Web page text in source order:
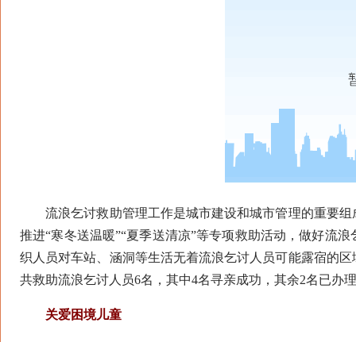
流浪乞讨救助管理工作是城市建设和城市管理的重要组
推进“寒冬送温暖”“夏季送清凉”等专项救助活动，做好流
织人员对车站、涵洞等生活无着流浪乞讨人员可能露宿的
共救助流浪乞讨人员6名，其中4名寻亲成功，其余2名已办
关爱困境儿童